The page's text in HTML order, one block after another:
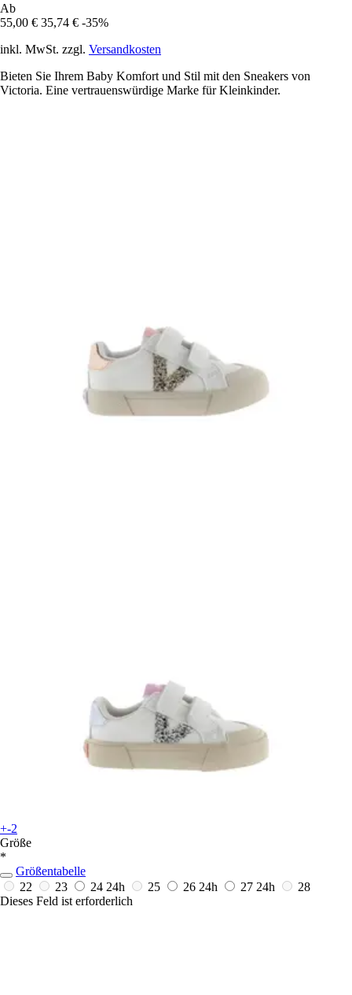
Ab
55,00 € 35,74 € -35%
inkl. MwSt. zzgl. Versandkosten
Bieten Sie Ihrem Baby Komfort und Stil mit den Sneakers von
Victoria. Eine vertrauenswürdige Marke für Kleinkinder.
+-2
Größe
*
Größentabelle
22
23 24 24h 25 26 24h 27 24h
28
Dieses Feld ist erforderlich